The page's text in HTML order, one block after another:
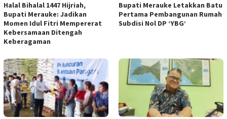
Halal Bihalal 1447 Hijriah,
Bupati Merauke: Jadikan
Momen Idul Fitri Mempererat
Kebersamaan Ditengah
Keberagaman
Bupati Merauke Letakkan Batu
Pertama Pembangunan Rumah
Subdisi Nol DP ‘YBG’